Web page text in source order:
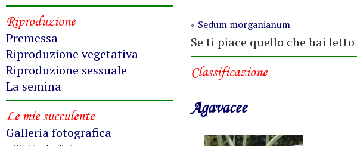
« Sedum morganianum
Se ti piace quello che hai letto
Classificazione
Agavacee
Riproduzione
Premessa
Riproduzione vegetativa
Riproduzione sessuale
La semina
Le mie succulente
Galleria fotografica